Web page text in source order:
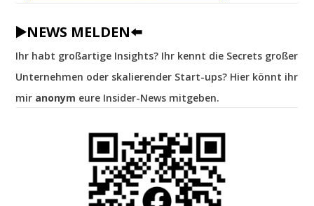
▶️NEWS MELDEN⬅️
Ihr habt großartige Insights? Ihr kennt die Secrets großer
Unternehmen oder skalierender Start-ups? Hier könnt ihr
mir anonym eure Insider-News mitgeben.